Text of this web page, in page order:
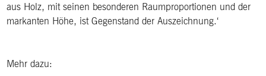
aus Holz, mit seinen besonderen Raumproportionen und der
markanten Höhe, ist Gegenstand der Auszeichnung.‘
Mehr dazu: